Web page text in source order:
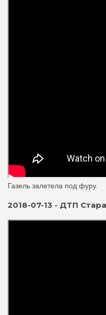
Газель залетела под фуру.
2018-07-13 - ДТП